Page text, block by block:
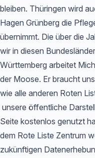
bleiben. Thüringen wird
Hagen Grünberg die
übernimmt. Die über die
wir in diesen
Württemberg arbeitet
der Moose. Er braucht
wie alle anderen Roten
unsere öffentliche
Seite kostenlos genutzt
dem Rote Liste Zentrum
zukünftigen